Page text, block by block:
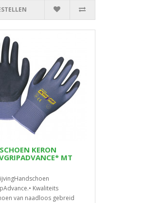
KERON
MT
Kwaliteits
van naadloos gebreid